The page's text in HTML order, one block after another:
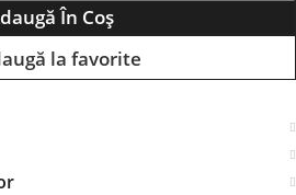
În Coș
la favorite